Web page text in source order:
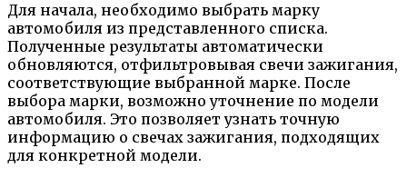
Для начала, необходимо выбрать марку
автомобиля из представленного списка.
Полученные результаты автоматически
обновляются, отфильтровывая свечи зажигания,
соответствующие выбранной марке. После
выбора марки, возможно уточнение по модели
автомобиля. Это позволяет узнать точную
информацию о свечах зажигания, подходящих
для конкретной модели.